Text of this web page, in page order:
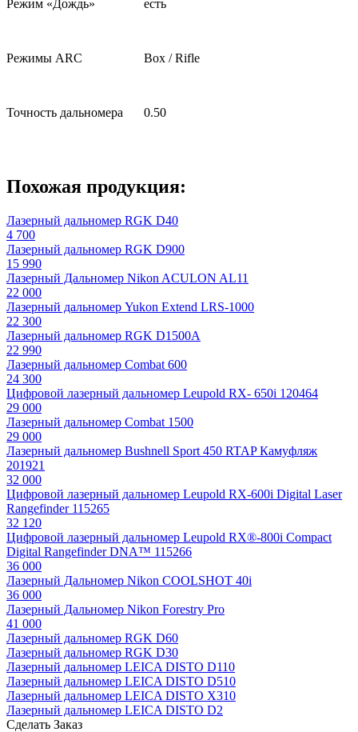
Режим «Дождь» есть
Режимы ARC Box / Rifle
Точность дальномера 0.50
Похожая продукция:
Лазерный дальномер RGK D40
4 700
Лазерный дальномер RGK D900
15 990
Лазерный Дальномер Nikon ACULON AL11
22 000
Лазерный дальномер Yukon Extend LRS-1000
22 300
Лазерный дальномер RGK D1500А
22 990
Лазерный дальномер Combat 600
24 300
Цифровой лазерный дальномер Leupold RX- 650i 120464
29 000
Лазерный дальномер Combat 1500
29 000
Лазерный дальномер Bushnell Sport 450 RTAP Камуфляж
201921
32 000
Цифровой лазерный дальномер Leupold RX-600i Digital Laser
Rangefinder 115265
32 120
Цифровой лазерный дальномер Leupold RX®-800i Compact
Digital Rangefinder DNA™ 115266
36 000
Лазерный Дальномер Nikon COOLSHOT 40i
36 000
Лазерный Дальномер Nikon Forestry Pro
41 000
Лазерный дальномер RGK D60
Лазерный дальномер RGK D30
Лазерный дальномер LEICA DISTO D110
Лазерный дальномер LEICA DISTO D510
Лазерный дальномер LEICA DISTO X310
Лазерный дальномер LEICA DISTO D2
Сделать Заказ